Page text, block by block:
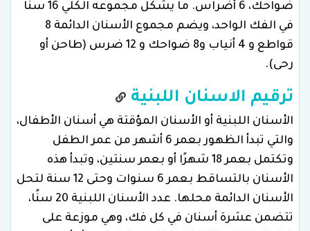
ضواحك، 6 أضراس. ما يشكل مجموعه الكلي 16 سنًا
في الفك الواحد، ويضم مجموع الأسنان الدائمة 8
قواطع و 4 أنياب و8 ضواحك و 12 ضرس (طاحن أو
رحى).
ترقيم الاسنان اللبنية
الأسنان اللبنية أو الأسنان المؤقتة هي أسنان الأطفال،
والتي تبدأ الظهور بعمر 6 أشهر من عمر الطفل
وتكتمل بعمر 18 شهرًا أو بعمر سنتين، وتبدأ هذه
الأسنان بالتساقط بعمر 6 سنوات وحتى 12 سنة لتحل
الأسنان الدائمة محلها. عدد الأسنان اللبنية 20 سنًا،
تتضمن عشرة أسنان في كل فك، وهي موزعة على